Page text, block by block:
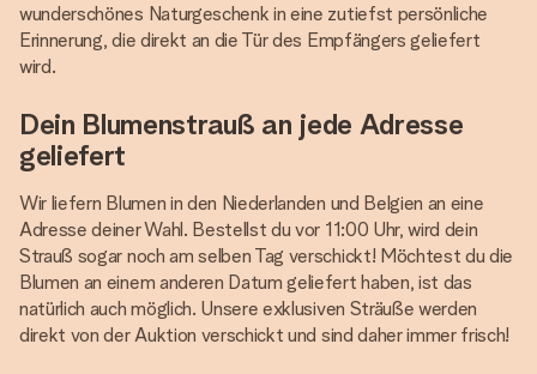
wunderschönes Naturgeschenk in eine zutiefst persönliche
Erinnerung, die direkt an die Tür des Empfängers geliefert
wird.
Dein Blumenstrauß an jede Adresse
geliefert
Wir liefern Blumen in den Niederlanden und Belgien an eine
Adresse deiner Wahl. Bestellst du vor 11:00 Uhr, wird dein
Strauß sogar noch am selben Tag verschickt! Möchtest du die
Blumen an einem anderen Datum geliefert haben, ist das
natürlich auch möglich. Unsere exklusiven Sträuße werden
direkt von der Auktion verschickt und sind daher immer frisch!